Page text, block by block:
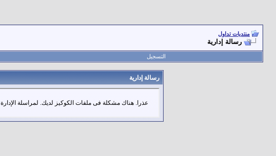
منتديات تداول
رسالة إدارية
التسجيل
رسالة إدارية
عذرا. هناك مشكلة فى ملفات الكوكيز لديك. لمراسلة الإدارة